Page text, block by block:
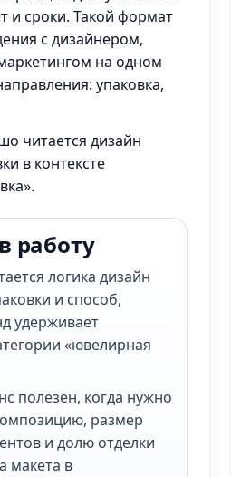
и сроки. Такой формат
с дизайнером,
на одном
упаковка,
читается дизайн
в контексте
работу
логика дизайн
и способ,
удерживает
«ювелирная
полезен, когда нужно
размер
и долю отделки
макета в